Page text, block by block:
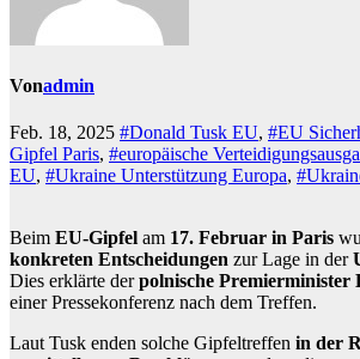
Vonadmin
Feb. 18, 2025 #Donald Tusk EU, #EU
Gipfel Paris, #europäische
EU, #Ukraine Unterstützung Europa,
Beim EU-Gipfel am 17. Februar in Paris
konkreten Entscheidungen zur Lage in der
Dies erklärte derpolnische Premierminister
einer Pressekonferenz nach dem Treffen.
Laut Tusk enden solche Gipfeltreffen in der